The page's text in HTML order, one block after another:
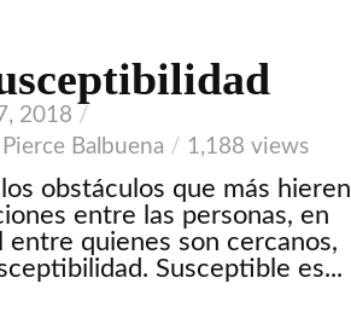
2018
Balbuena
1,188 views
obstáculos que más hieren
entre las personas, en
entre quienes son cercanos,
Susceptible es...